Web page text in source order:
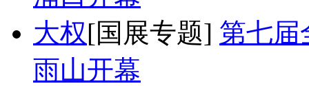
大权[国展专题] 第七届
雨山开幕